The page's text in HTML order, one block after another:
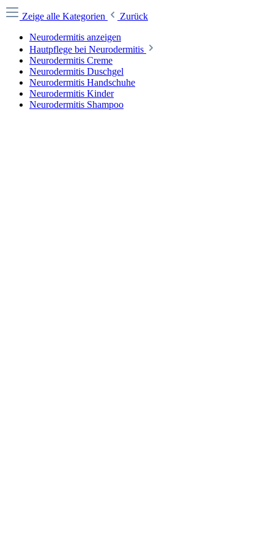
Zeige alle Kategorien
Zurück
Neurodermitis anzeigen
Hautpflege bei Neurodermitis
Neurodermitis Creme
Neurodermitis Duschgel
Neurodermitis Handschuhe
Neurodermitis Kinder
Neurodermitis Shampoo